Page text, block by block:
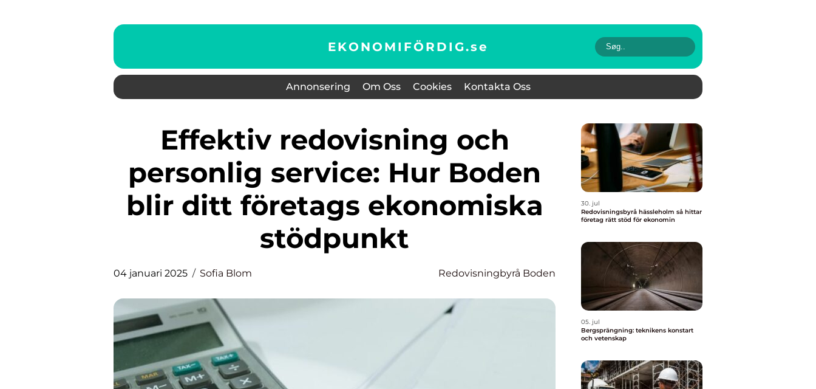
EKONOMIFÖRDIG.se
Annonsering Om Oss Cookies Kontakta Oss
Effektiv redovisning och
personlig service: Hur Boden
blir ditt företags ekonomiska
stödpunkt
04 januari 2025 Sofia Blom Redovisningbyrå Boden
30. jul
Redovisningsbyrå hässleholm så hittar
företag rätt stöd för ekonomin
05. jul
Bergsprängning: teknikens konstart
och vetenskap